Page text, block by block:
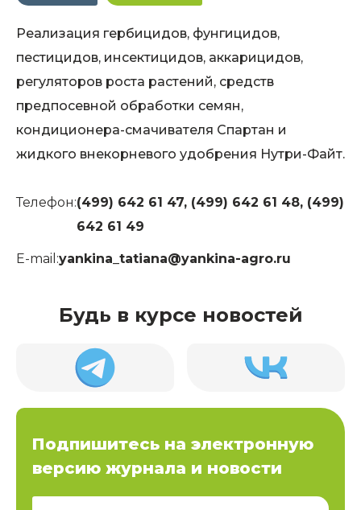
Реализация гербицидов, фунгицидов,
пестицидов, инсектицидов, аккарицидов,
регуляторов роста растений, средств
предпосевной обработки семян,
кондиционера-смачивателя Спартан и
жидкого внекорневого удобрения Нутри-Файт.
Телефон:(499) 642 61 47, (499) 642 61 48, (499)
642 61 49
E-mail:yankina_tatiana@yankina-agro.ru
Будь в курсе новостей
Подпишитесь на электронную
версию журнала и новости